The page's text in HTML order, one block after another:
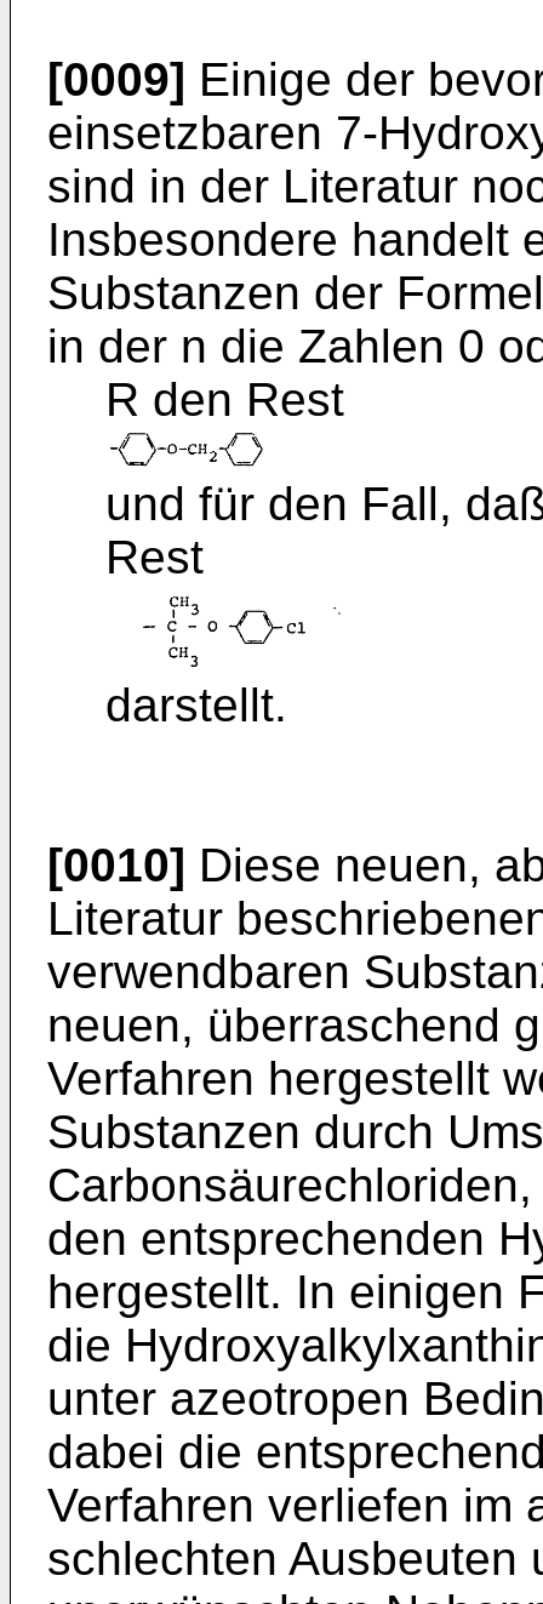
[0009] Einige der
einsetzbaren 7-
sind in der Literatur
Insbesondere handelt
Substanzen der
in der n die Zahlen 0
R den Rest
und für den Fall,
Rest
darstellt.
[0010] Diese neuen,
Literatur
verwendbaren
neuen, überraschend
Verfahren hergestellt
Substanzen durch
den entsprechenden
hergestellt. In einigen
die
unter azeotropen
dabei die
Verfahren verliefen im
schlechten Ausbeuten